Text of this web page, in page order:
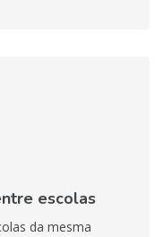
escolas
da mesma